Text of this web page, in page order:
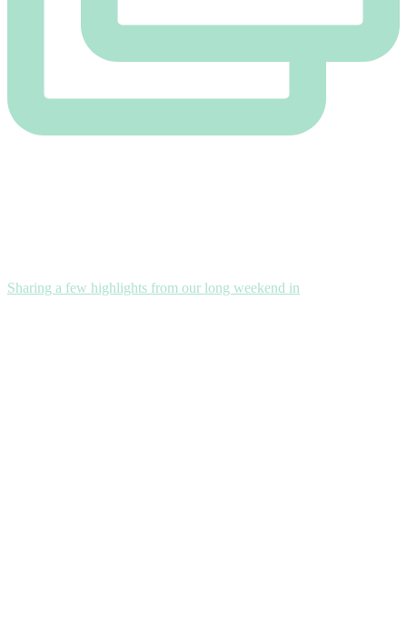
Sharing a few highlights from our long weekend in